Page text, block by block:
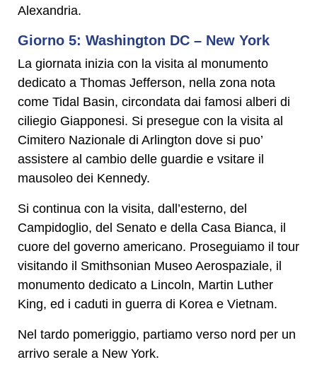
Alexandria.
Giorno 5: Washington DC – New York
La giornata inizia con la visita al monumento
dedicato a Thomas Jefferson, nella zona nota
come Tidal Basin, circondata dai famosi alberi di
ciliegio Giapponesi. Si presegue con la visita al
Cimitero Nazionale di Arlington dove si puo’
assistere al cambio delle guardie e vsitare il
mausoleo dei Kennedy.
Si continua con la visita, dall’esterno, del
Campidoglio, del Senato e della Casa Bianca, il
cuore del governo americano. Proseguiamo il tour
visitando il Smithsonian Museo Aerospaziale, il
monumento dedicato a Lincoln, Martin Luther
King, ed i caduti in guerra di Korea e Vietnam.
Nel tardo pomeriggio, partiamo verso nord per un
arrivo serale a New York.